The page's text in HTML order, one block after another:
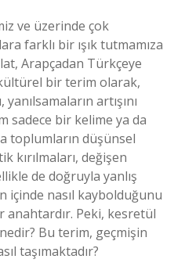
ve üzerinde çok
farklı bir ışık tutmamıza
Arapçadan Türkçeye
bir terim olarak,
yanılsamaların artışını
sadece bir kelime ya da
toplumların düşünsel
kırılmaları, değişen
de doğruyla yanlış
içinde nasıl kaybolduğunu
anahtardır. Peki, kesretül
Bu terim, geçmişin
taşımaktadır?